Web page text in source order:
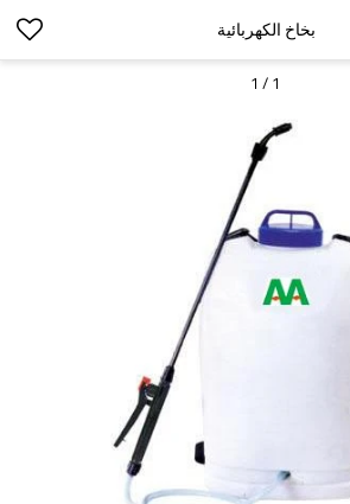
بخاخ الكهربائية
1
/
1